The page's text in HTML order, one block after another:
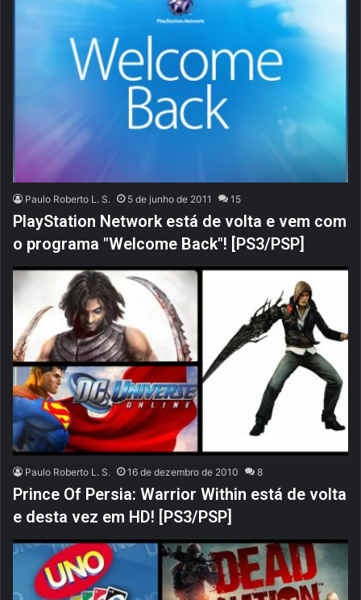
Paulo Roberto L. S. 5 de junho de 2011 15
PlayStation Network está de volta e vem com
o programa "Welcome Back"! [PS3/PSP]
Paulo Roberto L. S. 16 de dezembro de 2010 8
Prince Of Persia: Warrior Within está de volta
e desta vez em HD! [PS3/PSP]